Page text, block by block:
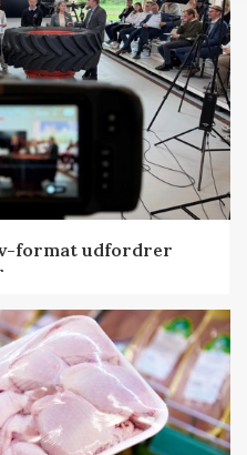
format udfordrer